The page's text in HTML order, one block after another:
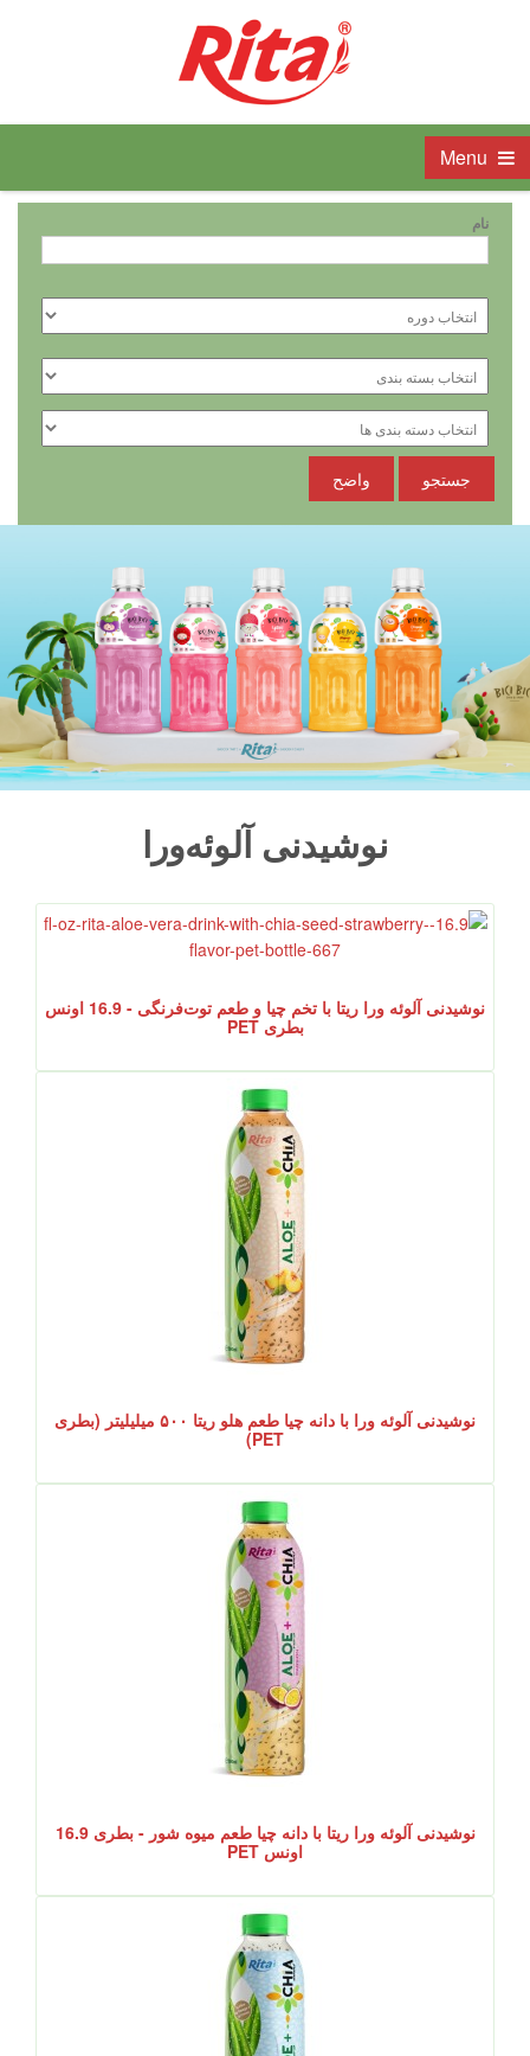
نام
جستجو واضح
نوشیدنی آلوئه‌ورا
نوشیدنی آلوئه ورا ریتا با تخم چیا و طعم توت‌فرنگی - 16.9 اونس
بطری PET
نوشیدنی آلوئه ورا با دانه چیا طعم هلو ریتا ۵۰۰ میلیلیتر (بطری
PET)
نوشیدنی آلوئه ورا ریتا با دانه چیا طعم میوه شور - بطری 16.9
اونس PET